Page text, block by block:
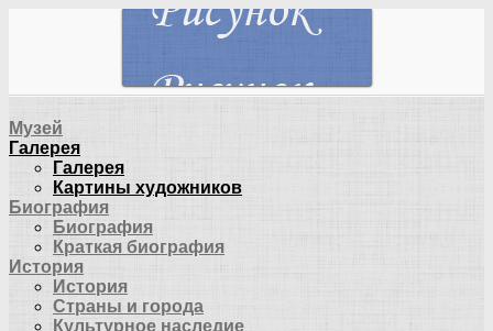
Музей
Галерея
Галерея
Картины художников
Биография
Биография
Краткая биография
История
История
Страны и города
Культурное наследие